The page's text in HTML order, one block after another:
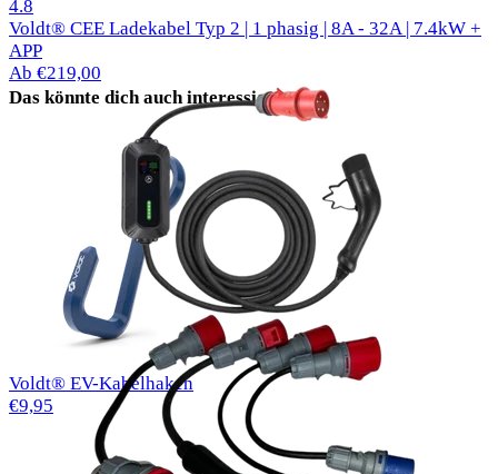
Das könnte dich auch interessieren
Voldt® EV-Kabelhaken
€9,95
4.8
Voldt® CEE Ladekabel Typ 2 | 1 phasig | 8A - 32A | 7.4kW +
APP
Ab €219,00